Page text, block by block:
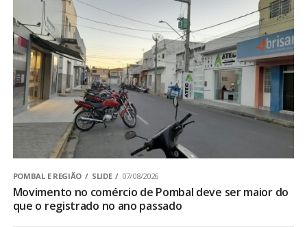
POMBAL E REGIÃO SLIDE 07/08/2026
Movimento no comércio de Pombal deve ser maior do
que o registrado no ano passado